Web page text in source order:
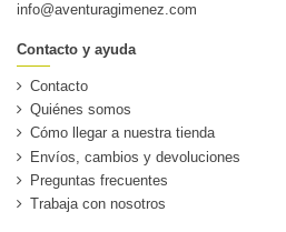
info@aventuragimenez.com
Contacto y ayuda
Contacto
Quiénes somos
Cómo llegar a nuestra tienda
Envíos, cambios y devoluciones
Preguntas frecuentes
Trabaja con nosotros